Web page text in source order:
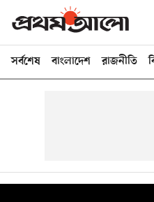
সর্বশেষ বাংলাদেশ রাজনীতি